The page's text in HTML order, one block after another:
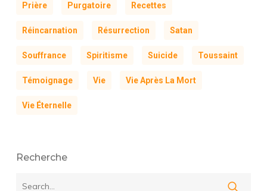
Prière Purgatoire Recettes
Réincarnation Résurrection Satan
Souffrance Spiritisme Suicide Toussaint
Témoignage Vie Vie Après La Mort
Vie Éternelle
Recherche